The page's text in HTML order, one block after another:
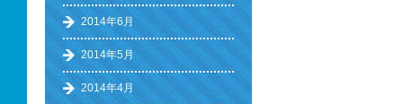
2014年6月
2014年5月
2014年4月